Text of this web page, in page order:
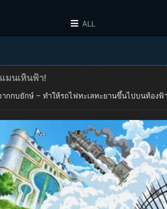
ALL
มนเหินฟ้า!
ากกบยักษ์ – ทำให้รถไฟทะเลทะยานขึ้นไปบนท้อง